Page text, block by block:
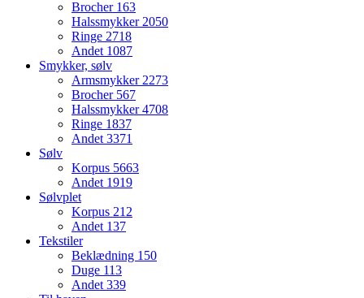
Brocher 163
Halssmykker2050
Ringe 2718
Andet 1087
Smykker, sølv
Armsmykker2273
Brocher 567
Halssmykker4708
Ringe 1837
Andet3371
Sølv
Korpus 5663
Andet 1919
Sølvplet
Korpus 212
Andet 137
Tekstiler
Beklædning 150
Duge 113
Andet339